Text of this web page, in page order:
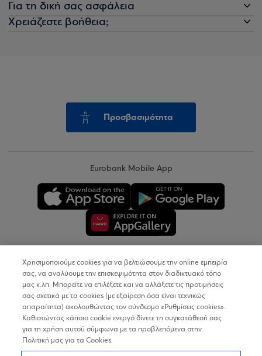
Για τη δική σας ασφάλεια
Χρειάζεστε βοήθεια;
Προσβασιμότητα
Eurobank Mobile App
Copyright © 2026
Όροι Χρήσης
Προσωπικά Δεδομένα στον Διαδικτυακό Τόπο
Χρησιμοποιούμε cookies για να βελτιώσουμε την online εμπειρία
σας, να αναλύουμε την επισκεψιμότητα στον διαδικτυακό τόπο
μας κ.λπ. Μπορείτε να επιλέξετε και να αλλάξετε τις προτιμήσεις
σας σχετικά με τα cookies (με εξαίρεση όσα είναι τεχνικώς
απαραίτητα) ακολουθώντας τον σύνδεσμο «Ρυθμίσεις cookies».
Καθιστώντας κάποιο cookie ενεργό δίνετε τη συγκατάθεσή σας
για τη χρήση αυτού σύμφωνα με τα προβλεπόμενα στην
Πολιτική μας για τα Cookies.